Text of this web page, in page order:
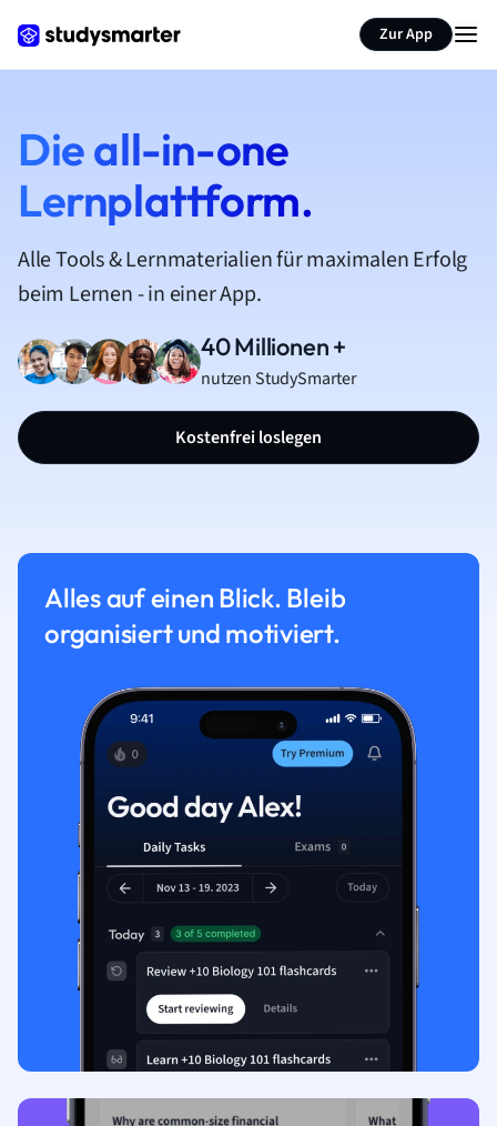
Zur App
Die all-in-one
Lernplattform.
Alle Tools & Lernmaterialien für maximalen Erfolg
beim Lernen - in einer App.
40 Millionen +
nutzen StudySmarter
Kostenfrei loslegen
Alles auf einen Blick. Bleib
organisiert und motiviert.